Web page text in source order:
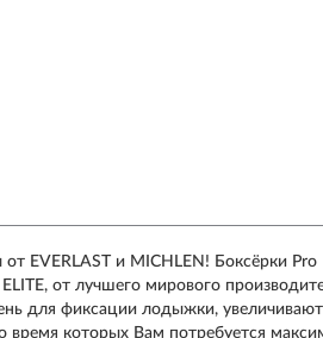
EVERLAST и MICHLEN! Боксёрки
от лучшего мирового
для фиксации лодыжки,
время которых Вам потребуется